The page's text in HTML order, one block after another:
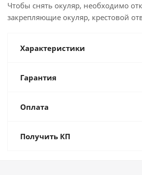
Чтобы снять окуляр, необходимо
закрепляющие окуляр, крестовой
Характеристики
Гарантия
Оплата
Получить КП